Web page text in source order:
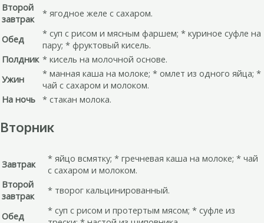
Второй
завтрак
* ягодное желе с сахаром.
Обед
* суп с рисом и мясным фаршем; * куриное суфле на
пару; * фруктовый кисель.
Полдник * кисель на молочной основе.
Ужин
* манная каша на молоке; * омлет из одного яйца; *
чай с сахаром и молоком.
На ночь * стакан молока.
Вторник
Завтрак
* яйцо всмятку; * гречневая каша на молоке; * чай
с сахаром и молоком.
Второй
завтрак
* творог кальцинированный.
Обед
* суп с рисом и протертым мясом; * суфле из